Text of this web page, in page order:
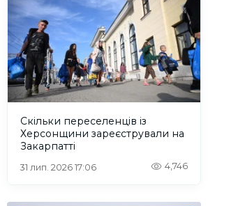
Скільки переселенців із
Херсонщини зареєстрували на
Закарпатті
31 лип. 2026 17:06 4,746